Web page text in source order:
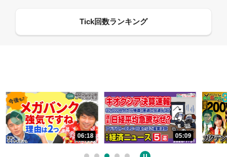
06:18 05:09